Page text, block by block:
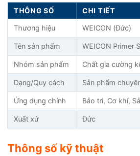
THÔNG SỐ CHI TIẾT
Thương hiệu WEICON (Đức)
Tên sản phẩm WEICON Primer
Nhóm sản phẩm Chất gia cường
Dạng/Quy cách Sản phẩm
Ứng dụng chính Bảo trì, Cơ khí,
Xuất xứ Đức
Thông số kỹ thuật